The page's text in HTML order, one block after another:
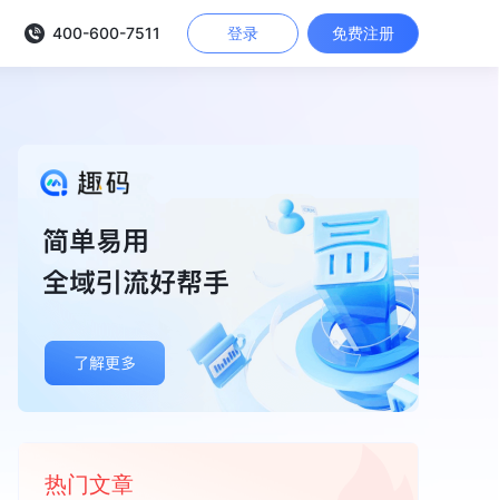
400-600-7511 登录 免费注册
热门文章